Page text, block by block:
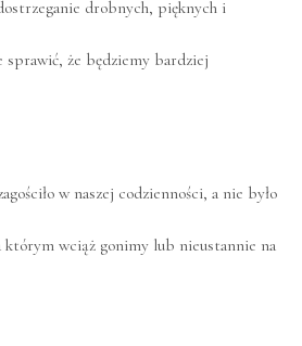
drobnych, pięknych i
sprawić, że będziemy bardziej
w naszej codzienności, a nie było
którym wciąż gonimy lub nieustannie na